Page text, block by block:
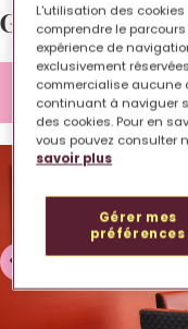
Galerie
Lieu de vie
L'utilisation des
comprendre le
expérience de
exclusivement
commercialise aucune
continuant à naviguer
des cookies. Pour en
vous pouvez consulter
savoir plus
Gérer mes
préférences